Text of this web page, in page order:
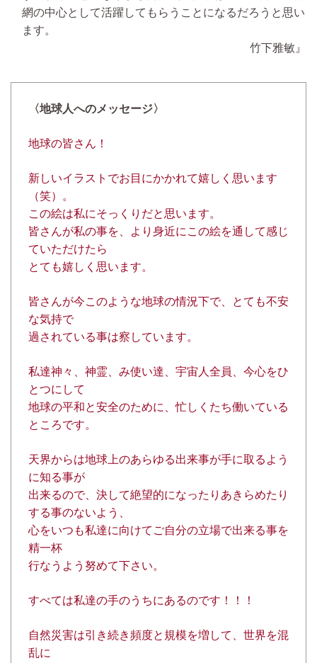
網の中心として活躍してもらうことになるだろうと思い
ます。
竹下雅敏』
〈地球人へのメッセージ〉
地球の皆さん！
新しいイラストでお目にかかれて嬉しく思います
（笑）。
この絵は私にそっくりだと思います。
皆さんが私の事を、より身近にこの絵を通して感じ
ていただけたら
とても嬉しく思います。
皆さんが今このような地球の情況下で、とても不安
な気持で
過されている事は察しています。
私達神々、神霊、み使い達、宇宙人全員、今心をひ
とつにして
地球の平和と安全のために、忙しくたち働いている
ところです。
天界からは地球上のあらゆる出来事が手に取るよう
に知る事が
出来るので、決して絶望的になったりあきらめたり
する事のないよう、
心をいつも私達に向けてご自分の立場で出来る事を
精一杯
行なうよう努めて下さい。
すべては私達の手のうちにあるのです！！！
自然災害は引き続き頻度と規模を増して、世界を混
乱に